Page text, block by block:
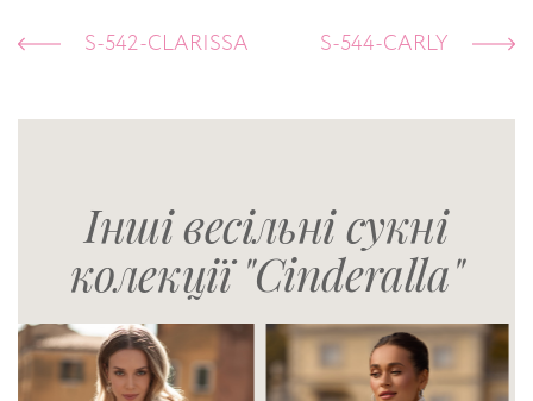
S-542-CLARISSA S-544-CARLY
Інші весільні сукні
колекції "Cinderalla"